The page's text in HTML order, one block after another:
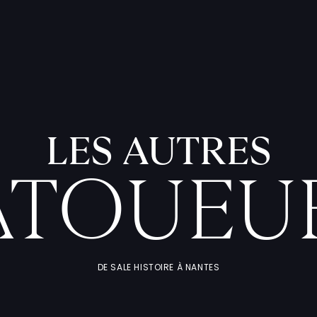
LES AUTRES
DE SALE HISTOIRE À NANTES